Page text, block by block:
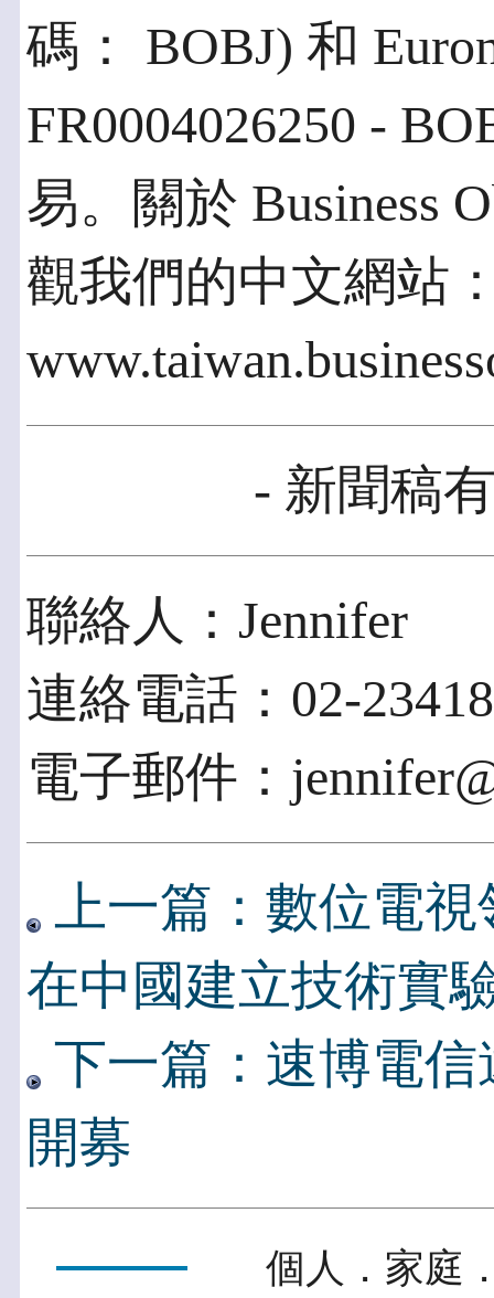
碼： BOBJ) 和
FR0004026250 -
易。關於 Business
觀我們的中文網站
- 新聞稿
聯絡人：Jennifer
連絡電話：02-
電子郵件：
上一篇：數位電
在中國建立技術實
下一篇：速博電
開募
個人．家庭